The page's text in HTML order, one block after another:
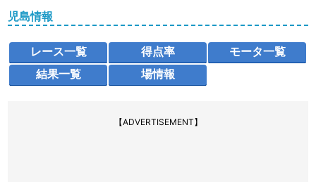
児島情報
レース一覧 得点率
モータ一覧
結果一覧
場情報
【ADVERTISEMENT】